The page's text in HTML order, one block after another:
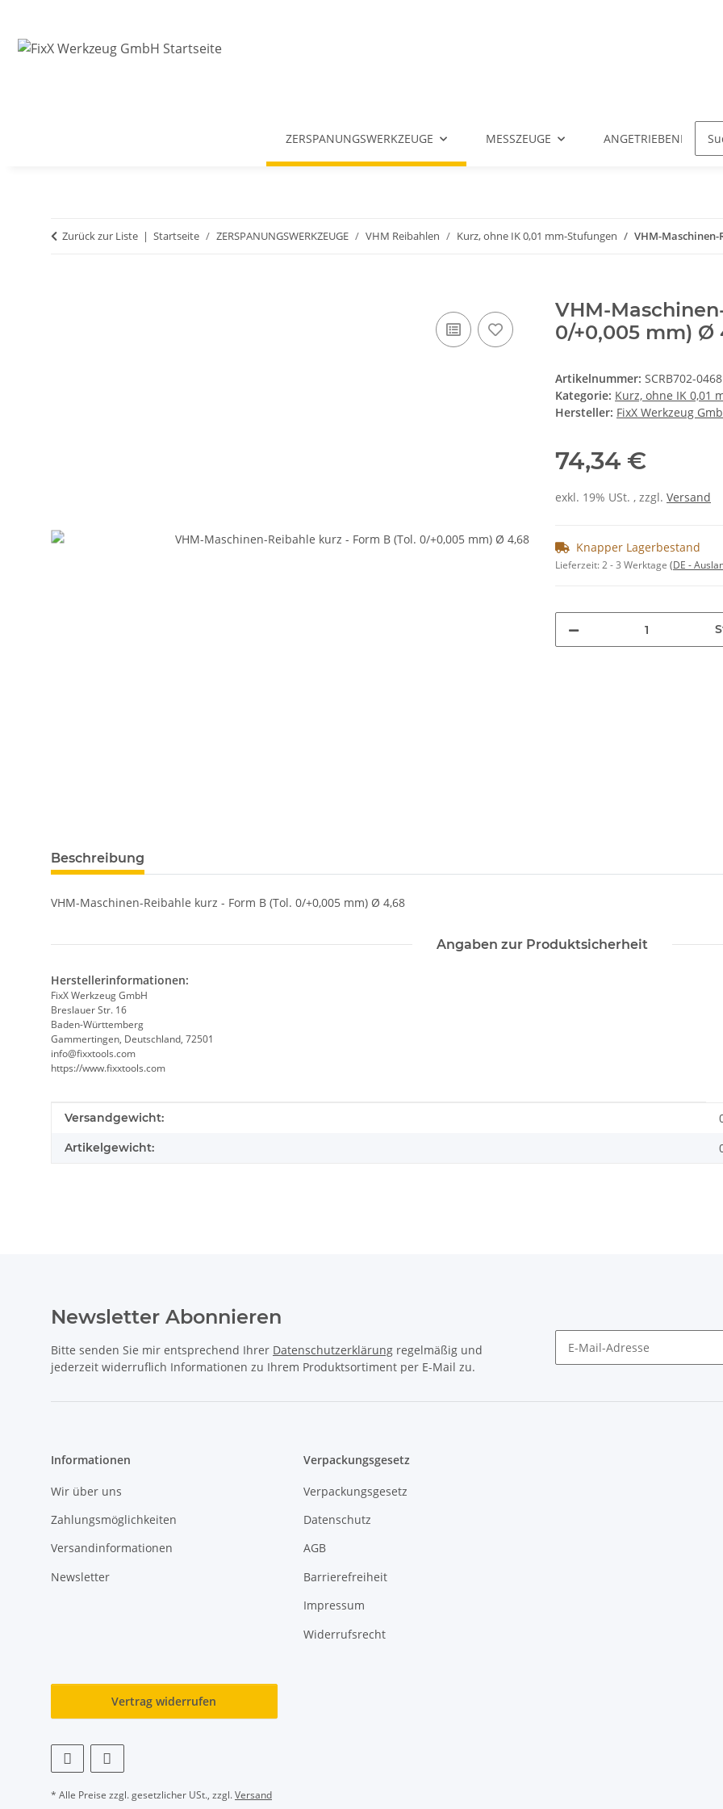
ZERSPANUNGSWERKZEUGE MESSZEUGE ANGETRIEBENE
Zurück zur Liste Startseite ZERSPANUNGSWERKZEUGE VHM Reibahlen Kurz, ohne IK 0,01 mm-Stufungen VHM-Maschinen-
VHM-
0/+0,005 mm) Ø
Artikelnummer: SCRB702-0468
Kategorie: Kurz, ohne IK 0,01
Hersteller: FixX Werkzeug
74,34 €
exkl. 19% USt. , zzgl. Versand
Knapper Lagerbestand
Lieferzeit:2 - 3 Werktage (DE -
weitere Registerkarten anzeigen
Beschreibung
VHM-Maschinen-Reibahle kurz - Form B (Tol. 0/+0,005 mm) Ø 4,68
Angaben zur Produktsicherheit
Herstellerinformationen:
FixX Werkzeug GmbH
Breslauer Str. 16
Baden-Württemberg
Gammertingen, Deutschland, 72501
info@fixxtools.com
https://www.fixxtools.com
Produkteigenschaft
Wert
Versandgewicht:
Artikelgewicht:
Newsletter Abonnieren
Bitte senden Sie mir entsprechend Ihrer Datenschutzerklärung regelmäßig und
jederzeit widerruflich Informationen zu Ihrem Produktsortiment per E-Mail zu.
Informationen
Wir über uns
Zahlungsmöglichkeiten
Versandinformationen
Newsletter
Verpackungsgesetz
Verpackungsgesetz
Datenschutz
AGB
Barrierefreiheit
Impressum
Widerrufsrecht
Vertrag widerrufen
* Alle Preise zzgl. gesetzlicher USt., zzgl.Versand